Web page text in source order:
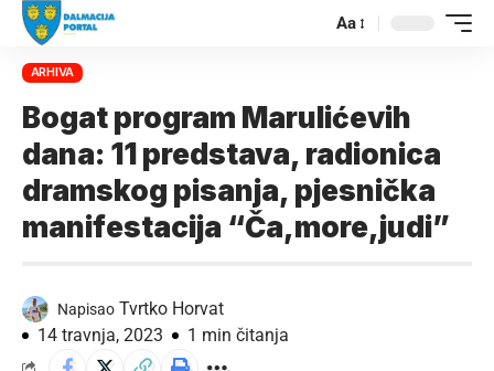
Aa
ARHIVA
Bogat program Marulićevih
dana: 11 predstava, radionica
dramskog pisanja, pjesnička
manifestacija “Ča,more,judi”
Napisao Tvrtko Horvat
14 travnja, 2023
1 min čitanja